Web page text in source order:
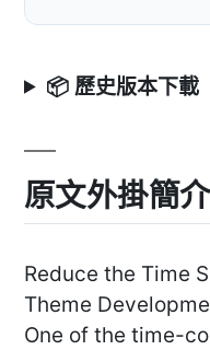
📦 歷史版本下載
原文外掛簡介
Reduce the Time
Theme
One of the time-